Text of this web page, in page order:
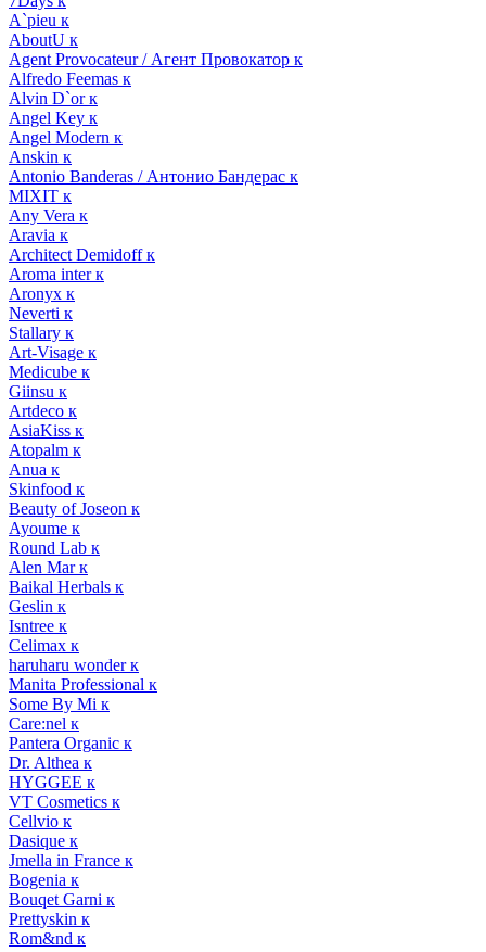
A`pieu к
AboutU к
Agent Provocateur / Агент Провокатор к
Alfredo Feemas к
Alvin D`or к
Angel Key к
Angel Modern к
Anskin к
Antonio Banderas / Антонио Бандерас к
MIXIT к
Any Vera к
Aravia к
Architect Demidoff к
Aroma inter к
Aronyx к
Neverti к
Stallary к
Art-Visage к
Medicube к
Giinsu к
Artdeco к
AsiaKiss к
Atopalm к
Anua к
Skinfood к
Beauty of Joseon к
Ayoume к
Round Lab к
Alen Mar к
Baikal Herbals к
Geslin к
Isntree к
Celimax к
haruharu wonder к
Manita Professional к
Some By Mi к
Care:nel к
Pantera Organic к
Dr. Althea к
HYGGEE к
VT Cosmetics к
Cellvio к
Dasique к
Jmella in France к
Bogenia к
Bouqet Garni к
Prettyskin к
Rom&nd к